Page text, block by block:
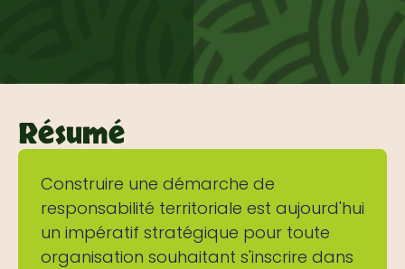
Résumé
Construire une démarche de
responsabilité territoriale est aujourd'hui
un impératif stratégique pour toute
organisation souhaitant s'inscrire dans